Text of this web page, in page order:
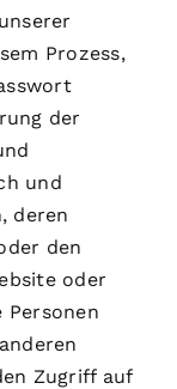
Prozess,
der
und
deren
den
oder
Personen
Zugriff auf